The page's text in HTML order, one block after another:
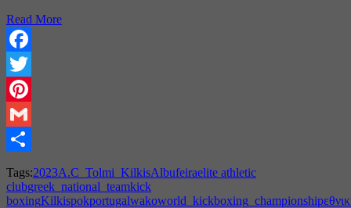
Read More
Facebook
Twitter
Pinterest
Gmail
Tags:2023A.C_Tolmi_KilkisAlbufeiraelite athletic
clubgreek_national_teamkick
boxingKilkispokportugalwakoworld_kickboxing_championship